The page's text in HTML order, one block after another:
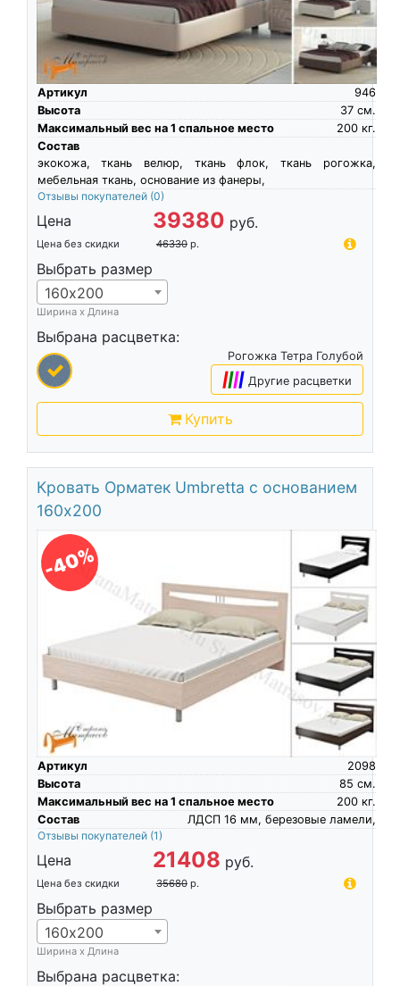
Артикул
946
Высота
см.
37
Максимальный вес на 1 спальное место
кг.
200
Состав
экокожа, ткань велюр, ткань флок, ткань рогожка,
мебельная ткань, основание из фанеры,
Отзывы покупателей (0)
Цена 39380 руб.
Цена без скидки 46330 р.
Выбрать размер
160х200
Ширина х Длина
Выбрана расцветка:
Рогожка Тетра Голубой
|||| Другие расцветки
Купить
Кровать Орматек Umbretta с основанием
160х200
-40%
Артикул
2098
Высота
см.
85
Максимальный вес на 1 спальное место
кг.
200
Состав
ЛДСП 16 мм, березовые ламели,
Отзывы покупателей (1)
Цена 21408 руб.
Цена без скидки 35680 р.
Выбрать размер
160х200
Ширина х Длина
Выбрана расцветка: